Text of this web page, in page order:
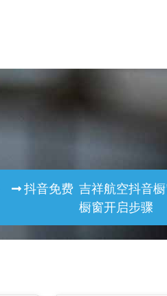
抖音免费 吉祥航空抖音
橱窗开启步骤